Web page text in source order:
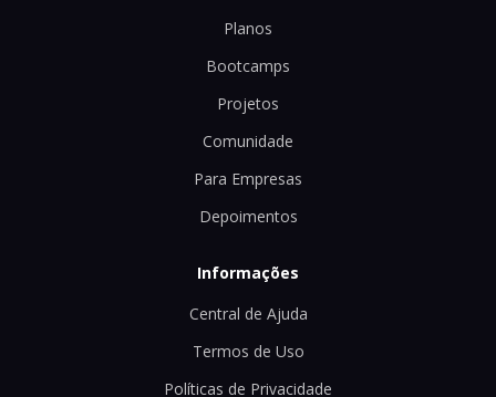
Planos
Bootcamps
Projetos
Comunidade
Para Empresas
Depoimentos
Informações
Central de Ajuda
Termos de Uso
Políticas de Privacidade